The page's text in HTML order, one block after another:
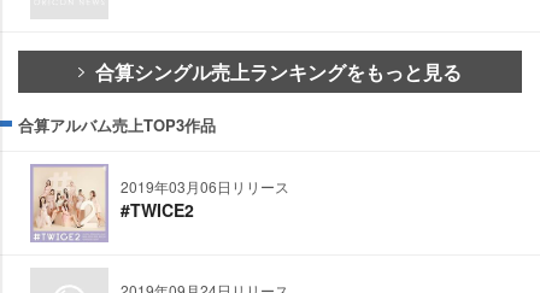
合算シングル売上ランキングをもっと見る
合算アルバム売上TOP3作品
2019年03月06日リリース
#TWICE2